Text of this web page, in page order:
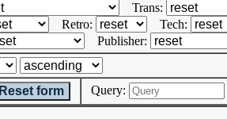
Trans:
Retro:
Tech:
Publisher:
Reset form Query: